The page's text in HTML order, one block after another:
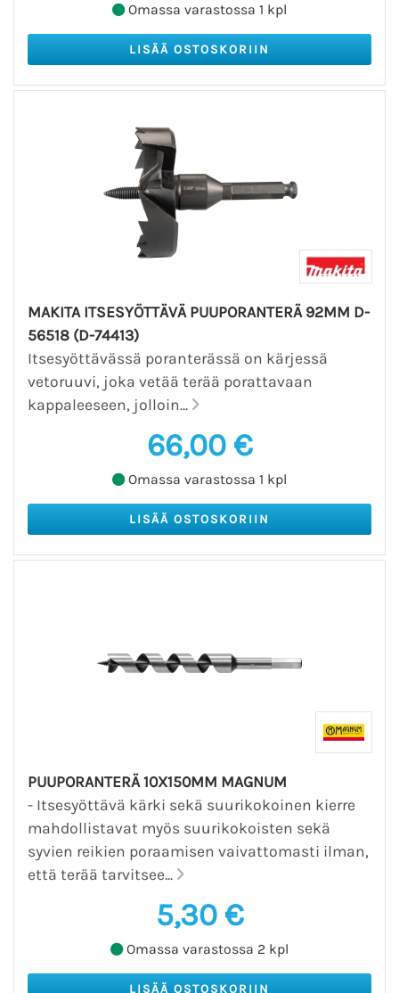
Omassa varastossa 1 kpl
MAKITA ITSESYÖTTÄVÄ PUUPORANTERÄ 92MM D-
56518 (D-74413)
Itsesyöttävässä poranterässä on kärjessä
vetoruuvi, joka vetää terää porattavaan
kappaleeseen, jolloin...
66,00 €
Omassa varastossa 1 kpl
PUUPORANTERÄ 10X150MM MAGNUM
- Itsesyöttävä kärki sekä suurikokoinen kierre
mahdollistavat myös suurikokoisten sekä
syvien reikien poraamisen vaivattomasti ilman,
että terää tarvitsee...
5,30 €
Omassa varastossa 2 kpl